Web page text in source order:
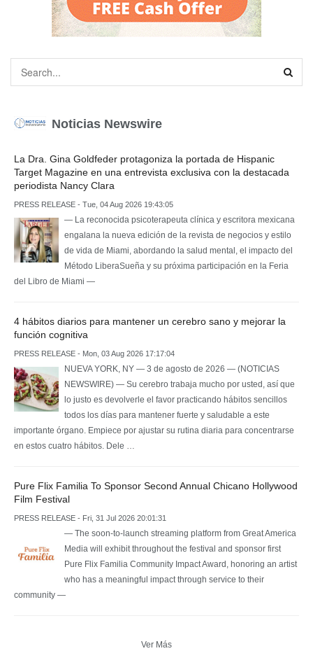
Noticias Newswire
La Dra. Gina Goldfeder protagoniza la portada de Hispanic
Target Magazine en una entrevista exclusiva con la destacada
periodista Nancy Clara
PRESS RELEASE - Tue, 04 Aug 2026 19:43:05
— La reconocida psicoterapeuta clínica y escritora mexicana
engalana la nueva edición de la revista de negocios y estilo
de vida de Miami, abordando la salud mental, el impacto del
Método LiberaSueña y su próxima participación en la Feria
del Libro de Miami —
4 hábitos diarios para mantener un cerebro sano y mejorar la
función cognitiva
PRESS RELEASE - Mon, 03 Aug 2026 17:17:04
NUEVA YORK, NY — 3 de agosto de 2026 — (NOTICIAS
NEWSWIRE) — Su cerebro trabaja mucho por usted, así que
lo justo es devolverle el favor practicando hábitos sencillos
todos los días para mantener fuerte y saludable a este
importante órgano. Empiece por ajustar su rutina diaria para concentrarse
en estos cuatro hábitos. Dele …
Pure Flix Familia To Sponsor Second Annual Chicano Hollywood
Film Festival
PRESS RELEASE - Fri, 31 Jul 2026 20:01:31
— The soon-to-launch streaming platform from Great America
Media will exhibit throughout the festival and sponsor first
Pure Flix Familia Community Impact Award, honoring an artist
who has a meaningful impact through service to their
community —
Ver Más